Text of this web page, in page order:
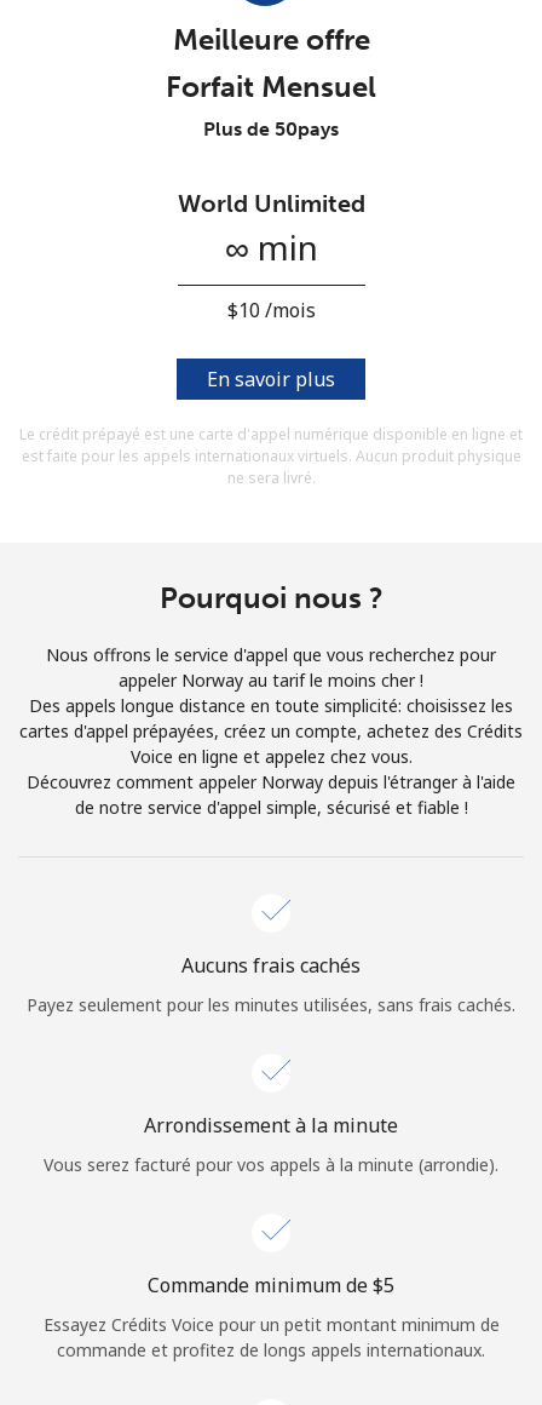
S'inscrire
Bonjour!
Identifiez-vous ouINSCRIVEZ-VOUS →
Rappel du mot de passe →
Continue avec
Meilleure offre
Forfait Mensuel
Plus de 50pays
World Unlimited
∞ min
⁦$10⁩ /mois
En savoir plus
Le crédit prépayé est une carte d'appel numérique disponible en ligne et
est faite pour les appels internationaux virtuels. Aucun produit physique
ne sera livré.
Pourquoi nous ?
Nous offrons le service d'appel que vous recherchez pour
appeler Norway au tarif le moins cher !
Des appels longue distance en toute simplicité: choisissez les
cartes d'appel prépayées, créez un compte, achetez des Crédits
Voice en ligne et appelez chez vous.
Découvrez comment appeler Norway depuis l'étranger à l'aide
de notre service d'appel simple, sécurisé et fiable !
Aucuns frais cachés
Payez seulement pour les minutes utilisées, sans frais cachés.
Arrondissement à la minute
Vous serez facturé pour vos appels à la minute (arrondie).
Commande minimum de ⁦$5⁩
Essayez Crédits Voice pour un petit montant minimum de
commande et profitez de longs appels internationaux.